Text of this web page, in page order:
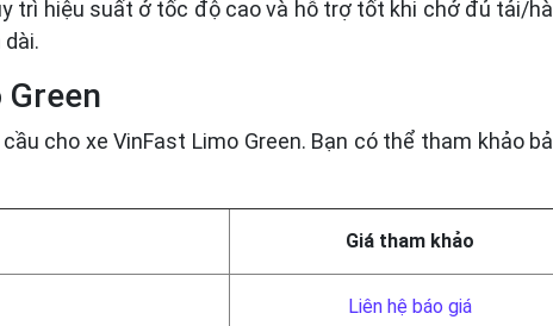
trì hiệu suất ở tốc độ cao và hỗ trợ tốt khi chở đủ tải/
cho xe VinFast Limo Green. Bạn có thể tham khảo
Giá tham khảo
Liên hệ báo giá